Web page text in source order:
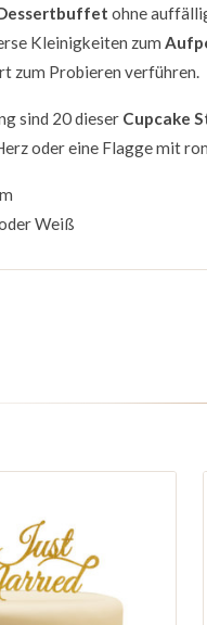
ohne
Kleinigkeiten zum
zum Probieren verführen.
sind 20 dieser Cupcake
oder eine Flagge mit
Weiß